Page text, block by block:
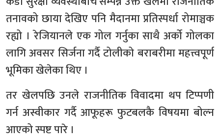
तनावको छाया देखिए पनि मैदानमा प्रतिस्पर्धा रोमाञ्चक
रह्यो । रेजियानले एक गोल गर्नुका साथै अर्को गोलका
लागि अवसर सिर्जना गर्दै टोलीको बराबरीमा महत्त्वपूर्ण
भूमिका खेलेका थिए ।
तर खेलपछि उनले राजनीतिक विवादमा थप टिप्पणी
गर्न अस्वीकार गर्दै आफूहरू फुटबलकै विषयमा बोल्न
आएको स्पष्ट पारे ।